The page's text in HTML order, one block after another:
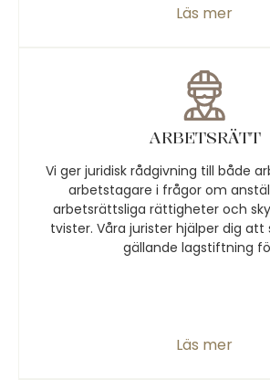
Läs mer
ARBETSRÄTT
Vi ger juridisk rådgivning till både
arbetstagare i frågor om
arbetsrättsliga rättigheter och
tvister. Våra jurister hjälper dig
gällande lagstiftning
Läs mer